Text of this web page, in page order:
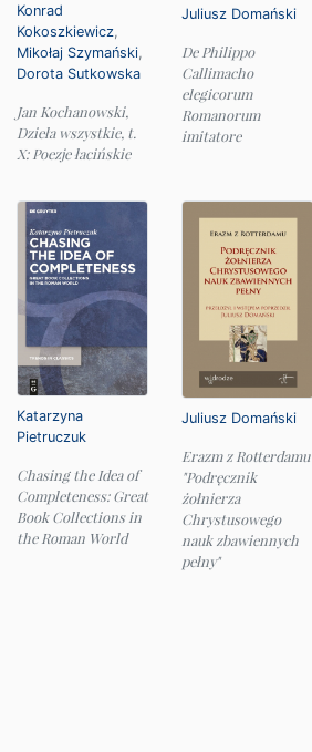
Konrad
Kokoszkiewicz,
Mikołaj Szymański,
Dorota Sutkowska
Jan Kochanowski,
Dzieła wszystkie, t.
X: Poezje łacińskie
Juliusz Domański
De Philippo
Callimacho
elegicorum
Romanorum
imitatore
Katarzyna
Pietruczuk
Chasing the Idea of
Completeness: Great
Book Collections in
the Roman World
Juliusz Domański
Erazm z Rotterdamu
"Podręcznik
żołnierza
Chrystusowego
nauk zbawiennych
pełny"